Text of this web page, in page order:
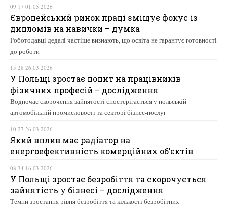
09:17 01.05.2026
Європейський ринок праці зміщує фокус із
дипломів на навички – думка
Роботодавці дедалі частіше визнають, що освіта не гарантує готовності
до роботи
15:28 26.03.2026
У Польщі зростає попит на працівників
фізичних професій – дослідження
Водночас скорочення зайнятості спостерігається у польській
автомобільній промисловості та секторі бізнес-послуг
10:27 26.03.2026
Який вплив має радіатор на
енергоефективність комерційних об’єктів
08:34 16.03.2026
У Польщі зростає безробіття та скорочується
зайнятість у бізнесі – дослідження
Темпи зростання рівня безробіття та кількості безробітних